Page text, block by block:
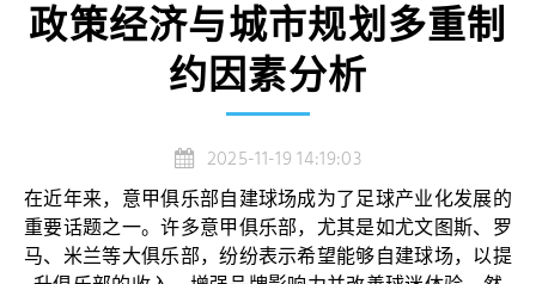
政策经济与城市规划多重制
约因素分析
2025-11-19 14:19:03
在近年来，意甲俱乐部自建球场成为了足球产业化发展的
重要话题之一。许多意甲俱乐部，尤其是如尤文图斯、罗
马、米兰等大俱乐部，纷纷表示希望能够自建球场，以提